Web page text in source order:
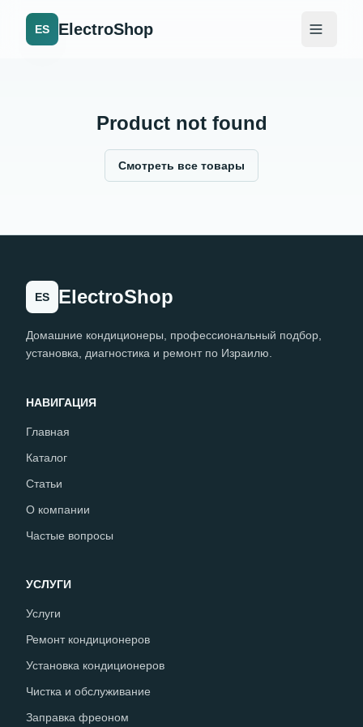
ES ElectroShop
Product not found
Смотреть все товары
ES ElectroShop
Домашние кондиционеры, профессиональный подбор,
установка, диагностика и ремонт по Израилю.
НАВИГАЦИЯ
Главная
Каталог
Статьи
О компании
Частые вопросы
УСЛУГИ
Услуги
Ремонт кондиционеров
Установка кондиционеров
Чистка и обслуживание
Заправка фреоном